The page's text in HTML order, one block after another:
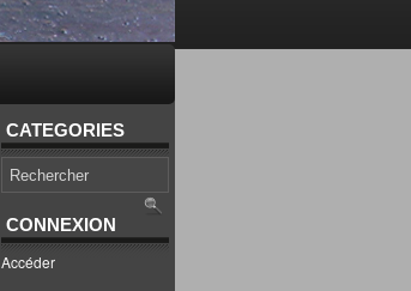
CATEGORIES
CONNEXION
Accéder